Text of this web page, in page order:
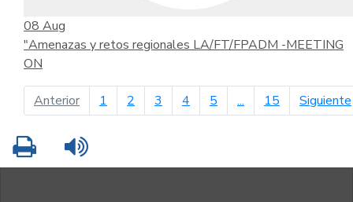
08 Aug
"Amenazas y retos regionales LA/FT/FPADM -MEETING
ON
Anteriorpágina anterior
1 2 3 4 5 ... 15 Siguiente
Imprimir